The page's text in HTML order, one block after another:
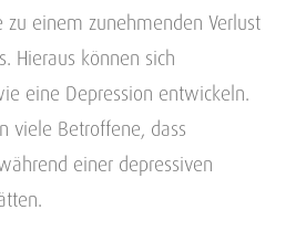
zu einem zunehmenden Verlust
Hieraus können sich
eine Depression entwickeln.
viele Betroffene, dass
einer depressiven